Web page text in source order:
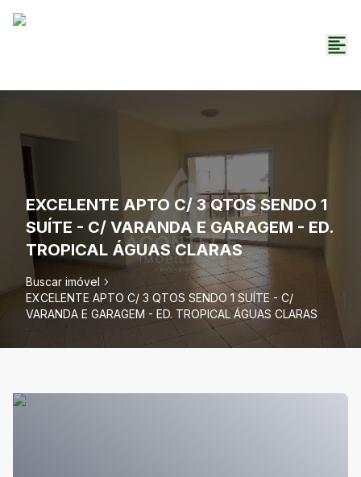
EXCELENTE APTO C/ 3 QTOS SENDO 1
SUÍTE - C/ VARANDA E GARAGEM - ED.
TROPICAL ÁGUAS CLARAS
Buscar imóvel
EXCELENTE APTO C/ 3 QTOS SENDO 1 SUÍTE - C/
VARANDA E GARAGEM - ED. TROPICAL ÁGUAS CLARAS